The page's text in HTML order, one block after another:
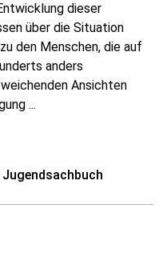
dieser
über die Situation
den Menschen, die auf
anders
Ansichten
...